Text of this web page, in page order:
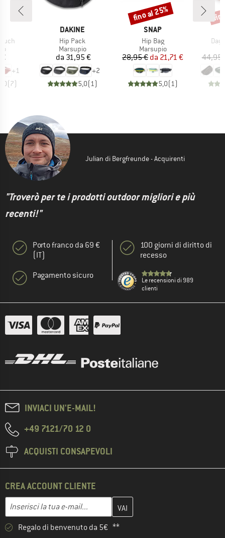
prodotti
+1
(7)
MARCHIO
DAKINE
Articolo
Hip Pack
Gruppo di prodotti
Marsupio
Prezzo
da 31,95 €
+2
5,0(1)
MARCHIO
SNAP
Articolo
Hip Bag
Gruppo di prodotti
Marsupio
Prezzo
28,95 € Prezzo ridotto
da 21,71 €
5,0(1)
Sconto
fino al 25%
44,95
Julian di Bergfreunde - Acquirenti
"Troverò per te i prodotti outdoor migliori e più
recenti!"
Porto franco da 69 €
(IT)
Pagamento sicuro
100 giorni di diritto di
recesso
Le recensioni di 989
clienti
INVIACI UN'E-MAIL!
+49 7121/70 12 0
ACQUISTI CONSAPEVOLI
CREA ACCOUNT CLIENTE
Indirizzo e-mail
Inserisci qui il tuo indirizzo e-mail e crea il tuo account cliente
Regalo di benvenuto da 5€ **